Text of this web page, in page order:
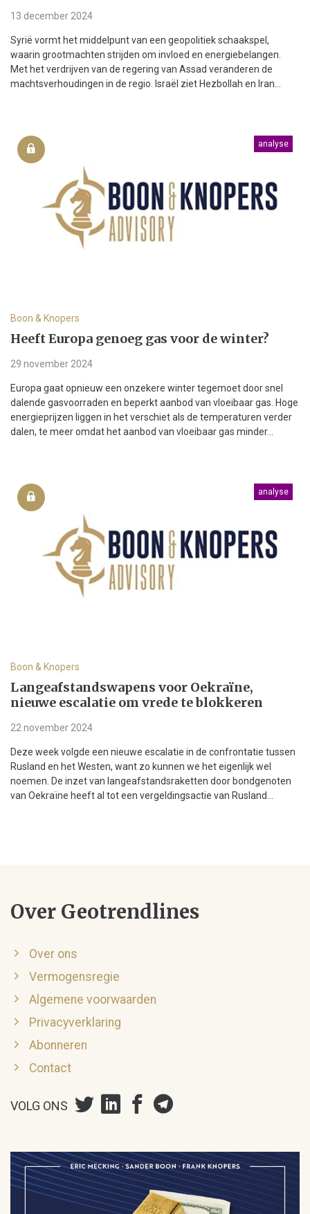
13 december 2024
Syrië vormt het middelpunt van een geopolitiek schaakspel,
waarin grootmachten strijden om invloed en energiebelangen.
Met het verdrijven van de regering van Assad veranderen de
machtsverhoudingen in de regio. Israël ziet Hezbollah en Iran...
analyse
Boon & Knopers
Heeft Europa genoeg gas voor de winter?
29 november 2024
Europa gaat opnieuw een onzekere winter tegemoet door snel
dalende gasvoorraden en beperkt aanbod van vloeibaar gas. Hoge
energieprijzen liggen in het verschiet als de temperaturen verder
dalen, te meer omdat het aanbod van vloeibaar gas minder...
analyse
Boon & Knopers
Langeafstandswapens voor Oekraïne,
nieuwe escalatie om vrede te blokkeren
22 november 2024
Deze week volgde een nieuwe escalatie in de confrontatie tussen
Rusland en het Westen, want zo kunnen we het eigenlijk wel
noemen. De inzet van langeafstandsraketten door bondgenoten
van Oekraïne heeft al tot een vergeldingsactie van Rusland...
Over Geotrendlines
Over ons
Vermogensregie
Algemene voorwaarden
Privacyverklaring
Abonneren
Contact
VOLG ONS